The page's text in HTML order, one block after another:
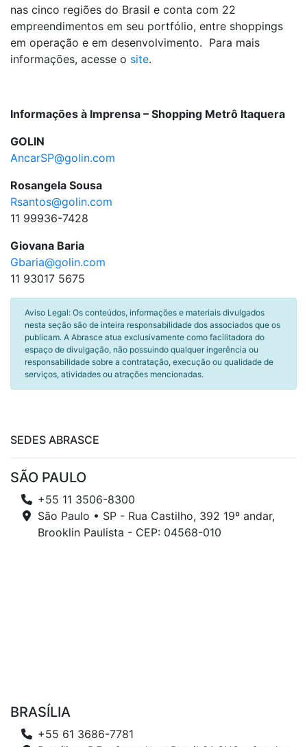
nas cinco regiões do Brasil e conta com 22
empreendimentos em seu portfólio, entre shoppings
em operação e em desenvolvimento. Para mais
informações, acesse o site.
Informações à Imprensa – Shopping Metrô Itaquera
GOLIN
AncarSP@golin.com
Rosangela Sousa
Rsantos@golin.com
11 99936-7428
Giovana Baria
Gbaria@golin.com
11 93017 5675
Aviso Legal: Os conteúdos, informações e materiais divulgados
nesta seção são de inteira responsabilidade dos associados que os
publicam. A Abrasce atua exclusivamente como facilitadora do
espaço de divulgação, não possuindo qualquer ingerência ou
responsabilidade sobre a contratação, execução ou qualidade de
serviços, atividades ou atrações mencionadas.
SEDES ABRASCE
SÃO PAULO
+55 11 3506-8300
São Paulo • SP - Rua Castilho, 392 19º andar,
Brooklin Paulista - CEP: 04568-010
BRASÍLIA
+55 61 3686-7781